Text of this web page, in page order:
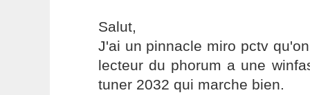
Salut,
J'ai un pinnacle miro pctv
lecteur du phorum a une
tuner 2032 qui marche bien.